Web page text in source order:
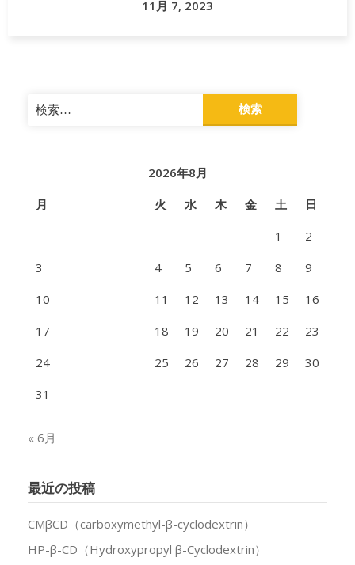
11月 7, 2023
検
索:
2026年8月
月
火 水 木 金 土
日
1
2
3
4 5 6 7 8
9
10
11 12 13 14 15
16
17
18 19 20 21 22
23
24
25 26 27 28 29
30
31
« 6月
最近の投稿
CMβCD（carboxymethyl-β-cyclodextrin）
HP-β-CD（Hydroxypropyl β-Cyclodextrin）